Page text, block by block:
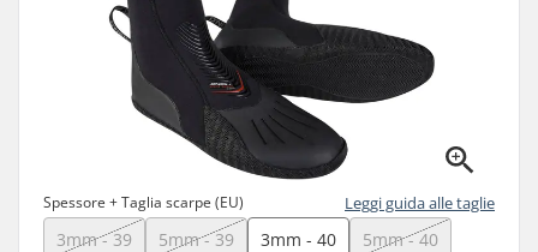
Spessore + Taglia scarpe (EU) Leggi guida alle taglie
3mm - 39 5mm - 39 3mm - 40
5mm - 40